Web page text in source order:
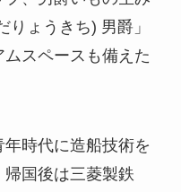
ょうきち) 男爵」
スペースも備えた
時代に造船技術を
国後は三菱製鉄